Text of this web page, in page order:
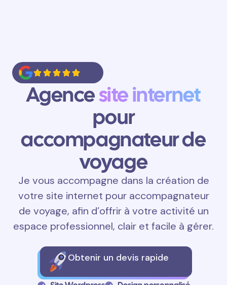
Agencesite internet
pour
accompagnateur de
voyage
Je vous accompagne dans la création de
votre site internet pour accompagnateur
de voyage, afin d’offrir à votre activité un
espace professionnel, clair et facile à gérer.
Obtenir un devis rapide